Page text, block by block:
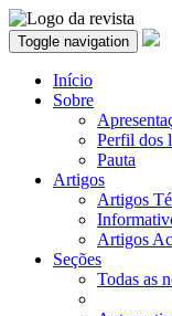
Toggle navigation
Início
Sobre
Perfil dos
Pauta
Artigos
Artigos
Artigos
Seções
Todas as